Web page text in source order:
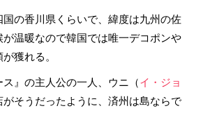
の香川県くらいで、緯度は九州の佐
温暖なので韓国では唯一デコポンや
獲れる。
ス』の主人公の一人、ウニ（イ・ジョ
がそうだったように、済州は島ならで